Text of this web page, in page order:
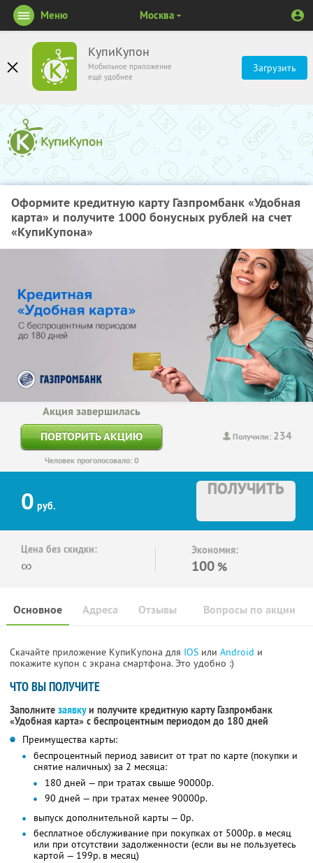
КупиКупон
Мобильное приложение
ещё удобнее
Загрузить
Меню Москва
Оформите кредитную карту Газпромбанк «Удобная
карта» и получите 1000 бонусных рублей на счет
«КупиКупона»
Получили: 234
Акция завершилась
ПОВТОРИТЬ АКЦИЮ
Человек проголосовало: 0
0 руб.
ПОЛУЧИТЬ
Цена без скидки:
∞
Экономия:
100 %
Основное Отзывы Вопросы по акции
Адреса
Скачайте приложение КупиКупона для IOS или Android и
покажите купон с экрана смартфона. Это удобно :)
ЧТО ВЫ ПОЛУЧИТЕ
Заполните заявкуи получите кредитную карту Газпромбанк
«Удобная карта» с беспроцентным периодом до 180 дней
Преимущества карты:
беспроцентный период зависит от трат по карте (покупки и
снятие наличных) за 2 месяца:
180 дней — при тратах свыше 90000р.
90 дней — при тратах менее 90000р.
выпуск дополнительной карты — 0р.
бесплатное обслуживание при покупках от 5000р. в месяц
или при отсутствии задолженности (если вы не пользуетесь
картой — 199р. в месяц)